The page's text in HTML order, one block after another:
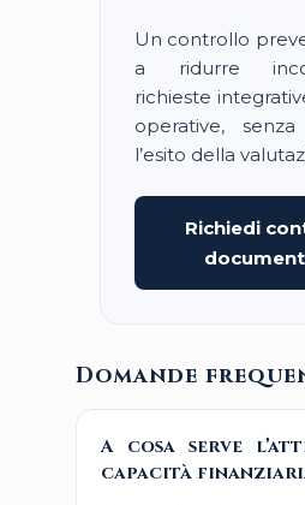
Un controllo
a ridurre
richieste
operative,
l’esito della
Richiedi
Domande
A cosa serve
capacità